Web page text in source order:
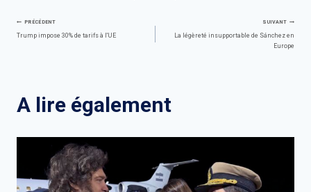
Navigation
PRÉCÉDENT
Trump impose 30% de tarifs à l'UE
SUIVANT
La légèreté insupportable de Sánchez en
Europe
A lire également